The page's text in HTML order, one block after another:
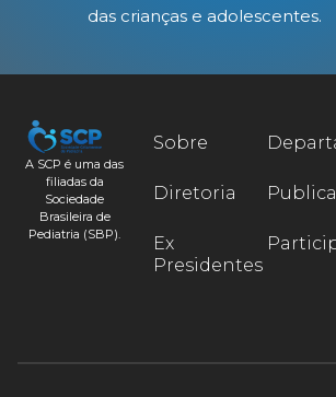
das crianças e adolescentes.
A SCP é uma das
filiadas da
Sociedade
Brasileira de
Pediatria (SBP).
Sobre
Diretoria
Ex
Presidentes